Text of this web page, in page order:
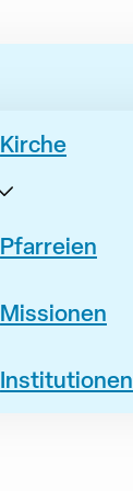
Kirche
Pfarreien
Missionen
Institutionen